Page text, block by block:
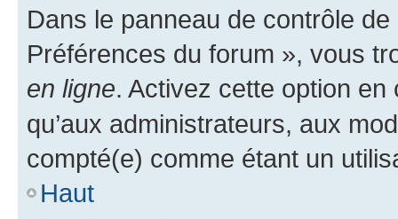
Dans le panneau de contrôle
Préférences du forum », vous
en ligne. Activez cette option
qu’aux administrateurs, aux
compté(e) comme étant un
Haut